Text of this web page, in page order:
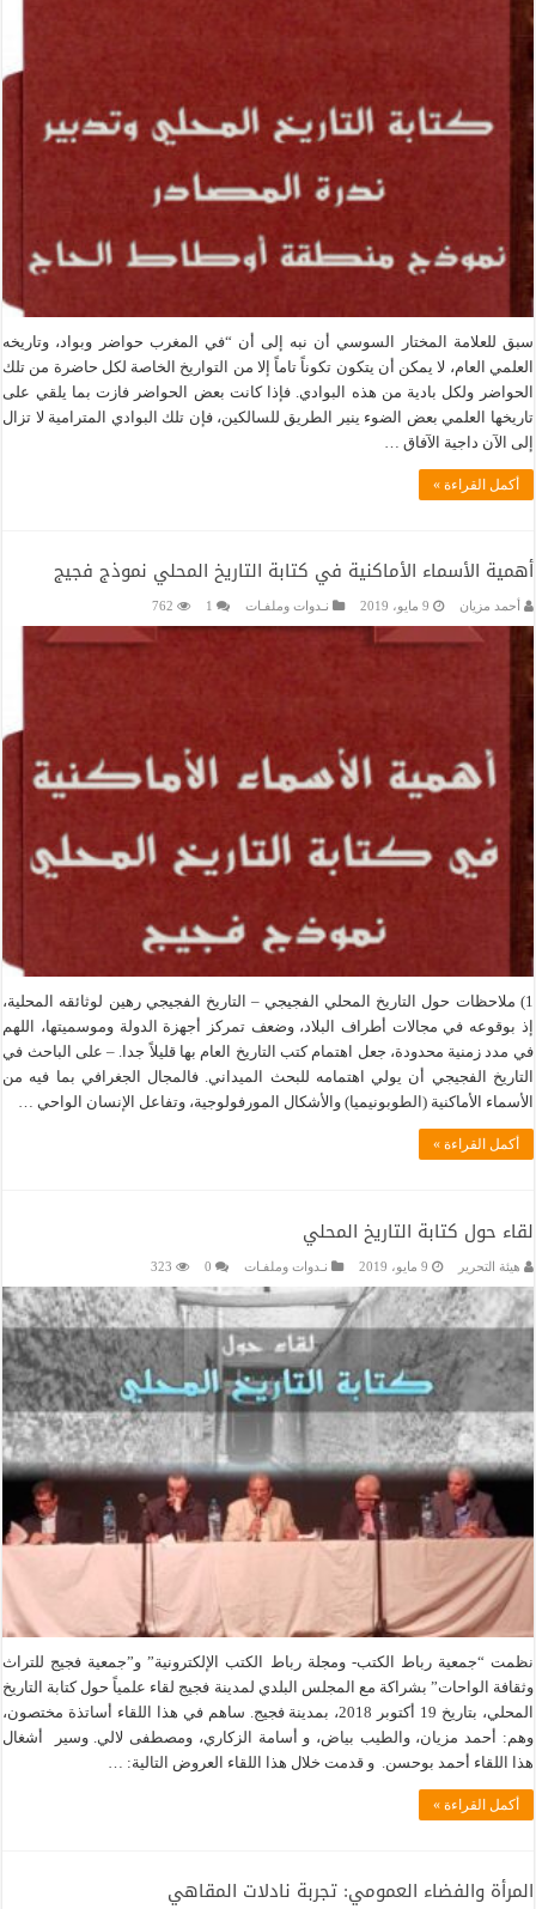
سبق للعلامة المختار السوسي أن نبه إلى أن “في المغرب حواضر وبواد، وتاريخه
العلمي العام، لا يمكن أن يتكون تكوناً تاماً إلا من التواريخ الخاصة لكل حاضرة من تلك
الحواضر ولكل بادية من هذه البوادي. فإذا كانت بعض الحواضر فازت بما يلقي على
تاريخها العلمي بعض الضوء ينير الطريق للسالكين، فإن تلك البوادي المترامية لا تزال
إلى الآن داجية الآفاق …
أكمل القراءة »
أهمية الأسماء الأماكنية في كتابة التاريخ المحلي نموذج فجيج
أحمد مزيان 9 مايو، 2019 نـدوات وملفـات 1
762
1) ملاحظات حول التاريخ المحلي الفجيجي – التاريخ الفجيجي رهين لوثائقه المحلية،
إذ بوقوعه في مجالات أطراف البلاد، وضعف تمركز أجهزة الدولة وموسميتها، اللهم
في مدد زمنية محدودة، جعل اهتمام كتب التاريخ العام بها قليلاً جدا. – على الباحث في
التاريخ الفجيجي أن يولي اهتمامه للبحث الميداني. فالمجال الجغرافي بما فيه من
الأسماء الأماكنية (الطوبونيميا) والأشكال المورفولوجية، وتفاعل الإنسان الواحي …
أكمل القراءة »
لقاء حول كتابة التاريخ المحلي
هيئة التحرير 9 مايو، 2019 نـدوات وملفـات 0
323
نظمت “جمعية رباط الكتب- ومجلة رباط الكتب الإلكترونية” و”جمعية فجيج للتراث
وثقافة الواحات” بشراكة مع المجلس البلدي لمدينة فجيج لقاء علمياً حول كتابة التاريخ
المحلي، بتاريخ 19 أكتوبر 2018، بمدينة فجيج. ساهم في هذا اللقاء أساتذة مختصون،
وهم: أحمد مزيان، والطيب بياض، و أسامة الزكاري، ومصطفى لالي. وسير أشغال
هذا اللقاء أحمد بوحسن. و قدمت خلال هذا اللقاء العروض التالية: …
أكمل القراءة »
المرأة والفضاء العمومي: تجربة نادلات المقاهي